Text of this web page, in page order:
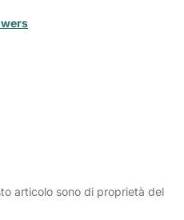
articolo sono di proprietà del